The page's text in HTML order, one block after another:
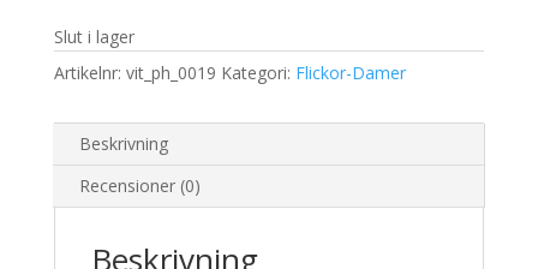
Slut i lager
Artikelnr: vit_ph_0019 Kategori: Flickor-Damer
Beskrivning
Recensioner (0)
Beskrivning